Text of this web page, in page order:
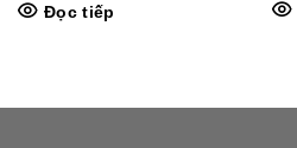
Đọc tiếp